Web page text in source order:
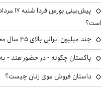
است؟
چند میلیون ایرانی بالای ۴۵ سال مجرد ماندند؛ پشت‌پرده چیست؟
پاکستان چگونه - در حضور هند -
داستان فروش موی زنان چیست؟